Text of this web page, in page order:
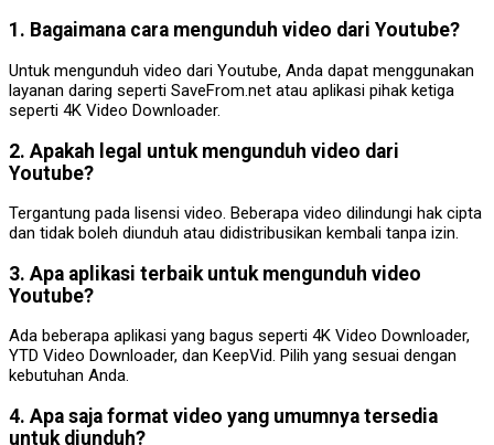
1. Bagaimana cara mengunduh video dari Youtube?
Untuk mengunduh video dari Youtube, Anda dapat menggunakan
layanan daring seperti SaveFrom.net atau aplikasi pihak ketiga
seperti 4K Video Downloader.
2. Apakah legal untuk mengunduh video dari
Youtube?
Tergantung pada lisensi video. Beberapa video dilindungi hak cipta
dan tidak boleh diunduh atau didistribusikan kembali tanpa izin.
3. Apa aplikasi terbaik untuk mengunduh video
Youtube?
Ada beberapa aplikasi yang bagus seperti 4K Video Downloader,
YTD Video Downloader, dan KeepVid. Pilih yang sesuai dengan
kebutuhan Anda.
4. Apa saja format video yang umumnya tersedia
untuk diunduh?